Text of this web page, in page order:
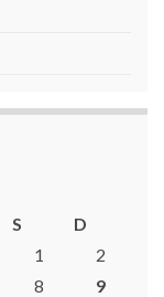
S D
1
2
8
9